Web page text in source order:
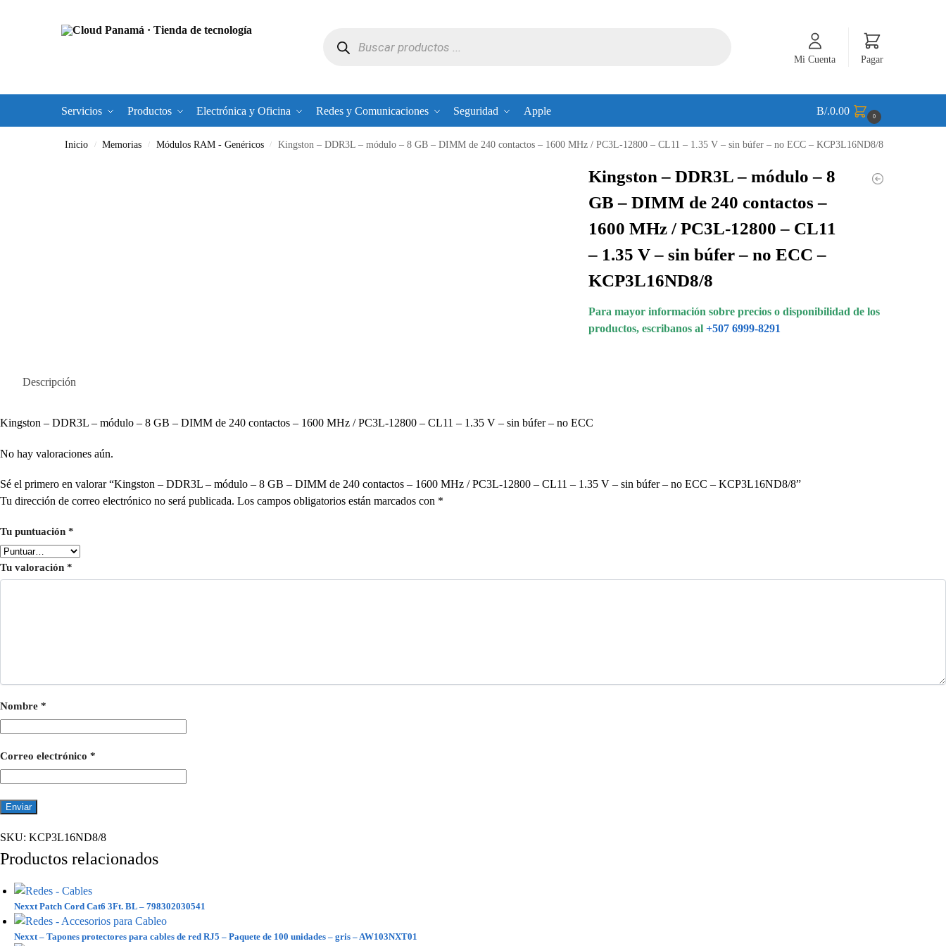
Mi Cuenta Pagar
Servicios Productos Electrónica y Oficina Redes y Comunicaciones Seguridad Apple B/.0.00 0
Inicio / Memorias / Módulos RAM - Genéricos / Kingston – DDR3L – módulo – 8 GB – DIMM de 240 contactos – 1600 MHz / PC3L-12800 – CL11 – 1.35 V – sin búfer – no ECC – KCP3L16ND8/8
Kingston – DDR3L – módulo – 8
GB – DIMM de 240 contactos –
1600 MHz / PC3L-12800 – CL11
– 1.35 V – sin búfer – no ECC –
KCP3L16ND8/8
Para mayor información sobre precios o disponibilidad de los
productos, escribanos al +507 6999-8291
Descripción
Kingston – DDR3L – módulo – 8 GB – DIMM de 240 contactos – 1600 MHz / PC3L-12800 – CL11 – 1.35 V – sin búfer – no ECC
No hay valoraciones aún.
Sé el primero en valorar “Kingston – DDR3L – módulo – 8 GB – DIMM de 240 contactos – 1600 MHz / PC3L-12800 – CL11 – 1.35 V – sin búfer – no ECC – KCP3L16ND8/8”
Tu dirección de correo electrónico no será publicada. Los campos obligatorios están marcados con *
Tu puntuación *
Tu valoración *
Nombre *
Correo electrónico *
SKU: KCP3L16ND8/8
Productos relacionados
Nexxt Patch Cord Cat6 3Ft. BL – 798302030541
Nexxt – Tapones protectores para cables de red RJ5 – Paquete de 100 unidades – gris – AW103NXT01